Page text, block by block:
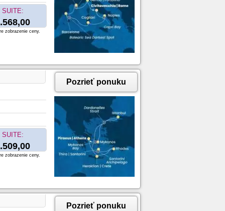
SUITE:
zobrazenie ceny.
SUITE:
Pozrieť ponuku
zobrazenie ceny.
Pozrieť ponuku